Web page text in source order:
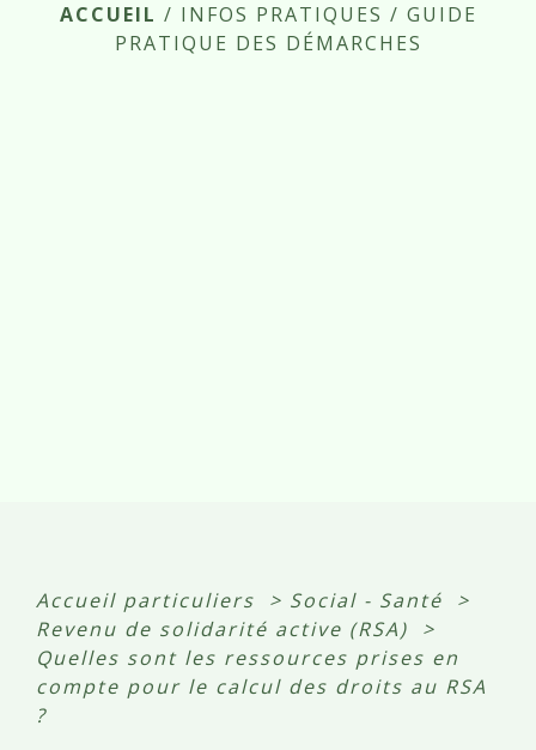
ACCUEIL / INFOS PRATIQUES / GUIDE
PRATIQUE DES DÉMARCHES
Accueil particuliers > Social - Santé
>
Revenu de solidarité active (RSA)
>
Quelles sont les ressources prises en
compte pour le calcul des droits au RSA
?